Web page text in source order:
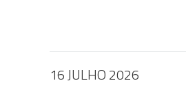
16 JULHO 2026